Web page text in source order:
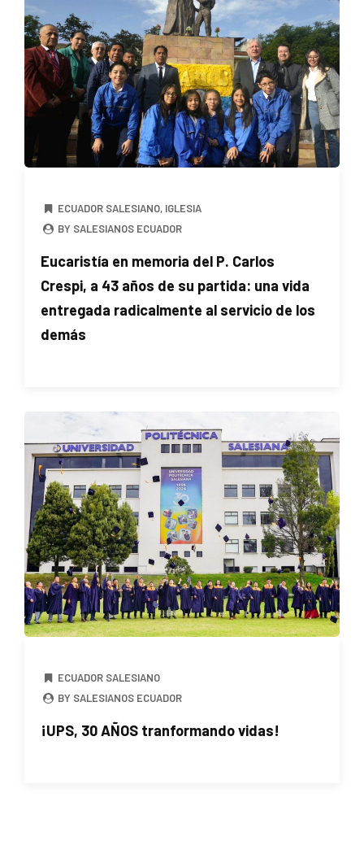
ECUADOR SALESIANO, IGLESIA
BY SALESIANOS ECUADOR
Eucaristía en memoria del P. Carlos
Crespi, a 43 años de su partida: una vida
entregada radicalmente al servicio de los
demás
ECUADOR SALESIANO
BY SALESIANOS ECUADOR
¡UPS, 30 AÑOS tranformando vidas!